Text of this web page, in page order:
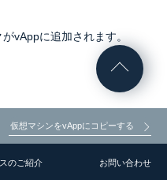
vAppに追加されます。
仮想マシンをvAppにコピーする
のご紹介 お問い合わせ